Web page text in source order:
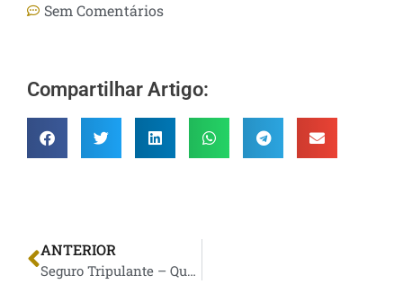
Sem Comentários
Compartilhar Artigo:
ANTERIOR
Seguro Tripulante – Qual a Melhor Escolha ?